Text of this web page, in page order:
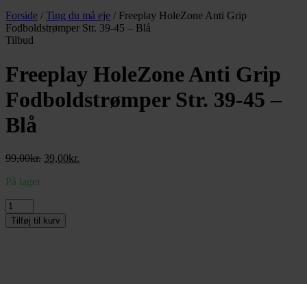
Forside / Ting du må eje / Freeplay HoleZone Anti Grip
Fodboldstrømper Str. 39-45 – Blå
Tilbud
Freeplay HoleZone Anti Grip
Fodboldstrømper Str. 39-45 –
Blå
99,00kr. Den
39,00kr.
På lager
Freeplay
HoleZone
Anti
Tilføj til kurv